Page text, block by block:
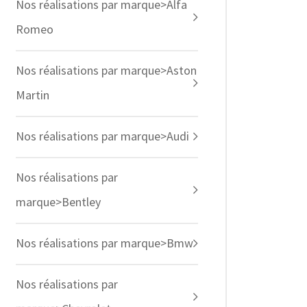
Nos réalisations par marque>Alfa
Romeo
Nos réalisations par marque>Aston
Martin
Nos réalisations par marque>Audi
Nos réalisations par
marque>Bentley
Nos réalisations par marque>Bmw
Nos réalisations par